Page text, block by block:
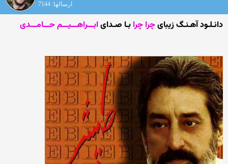
ارسالها: 7144
دانـلـود آهـنـگ زیبایچرا چرا بـا صـدایابـــراهـــیـــم حـــامـــدی